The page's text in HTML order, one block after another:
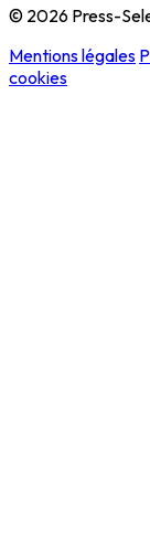
© 2026 Press-
Mentions légales
cookies